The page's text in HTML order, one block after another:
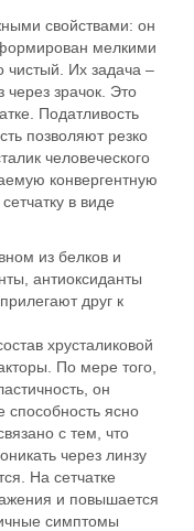
свойствами: он
мелкими
Их задача –
зрачок. Это
Податливость
позволяют резко
человеческого
конвергентную
в виде
из белков и
антиоксиданты
друг к
хрусталиковой
По мере того,
он
способность ясно
с тем, что
через линзу
На сетчатке
и повышается
симптомы